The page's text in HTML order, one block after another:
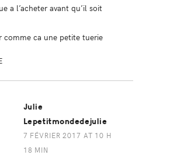
a l’acheter avant qu’il soit
comme ca une petite tuerie
Julie
Lepetitmondedejulie
7 FÉVRIER 2017 AT 10 H
18 MIN